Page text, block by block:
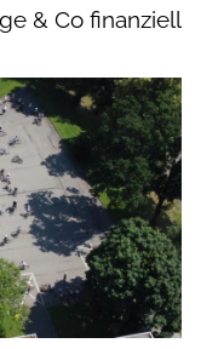
& Co finanziell